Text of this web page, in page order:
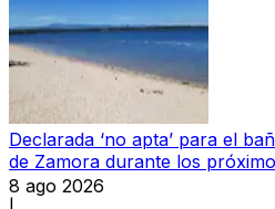
Declarada ‘no apta’ para el
de Zamora durante los
8 ago 2026